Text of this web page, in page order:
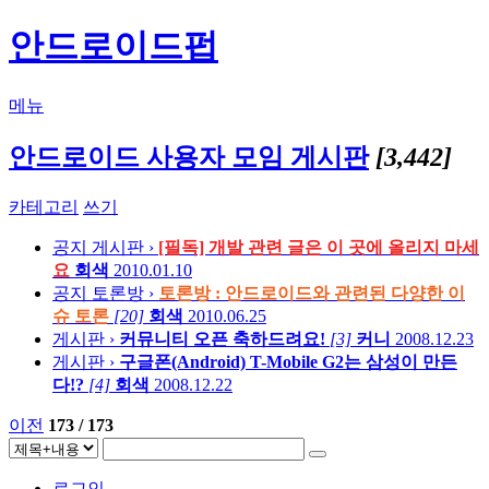
안드로이드펍
메뉴
안드로이드 사용자 모임 게시판 [3,442]
카테고리 쓰기
공지 게시판 › [필독] 개발 관련 글은 이 곳에 올리지 마세
요 회색 2010.01.10
공지
토론방 › 토론방 : 안드로이드와 관련된 다양한 이
슈 토론 [20] 회색 2010.06.25
게시판 › 커뮤니티 오픈 축하드려요! [3] 커니 2008.12.23
게시판 › 구글폰(Android) T-Mobile G2는 삼성이 만든
다!? [4] 회색 2008.12.22
이전 173 / 173